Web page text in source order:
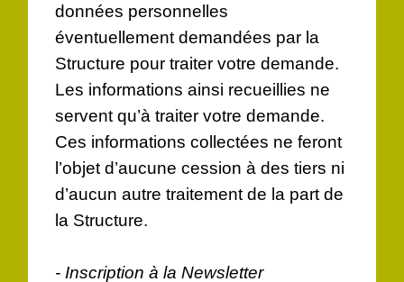
données personnelles
éventuellement demandées par la
Structure pour traiter votre demande.
Les informations ainsi recueillies ne
servent qu’à traiter votre demande.
Ces informations collectées ne feront
l’objet d’aucune cession à des tiers ni
d’aucun autre traitement de la part de
la Structure.
- Inscription à la Newsletter